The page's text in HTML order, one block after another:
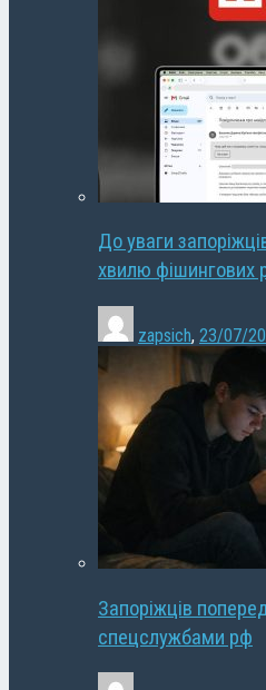
До уваги
хвилю фішингових
zapsich, 23/07/
Запоріжців
спецслужбами рф